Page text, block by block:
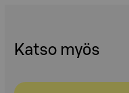
Katso myös